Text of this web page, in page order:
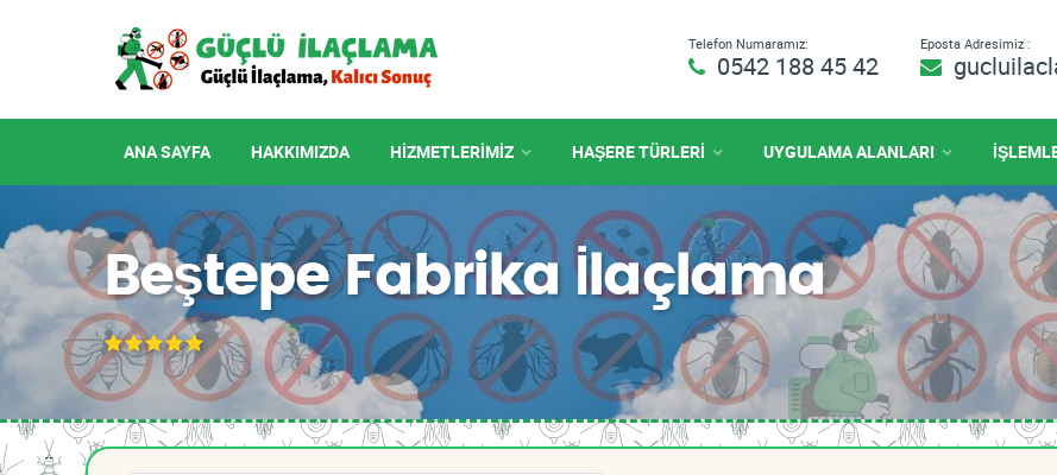
Telefon Numaramız:
0542 188 45 42
Eposta Adresimiz :
ANA SAYFA HAKKIMIZDA HIZMETLERIMIZ HAŞERE TÜRLERİ UYGULAMA ALANLARI
Beştepe Fabrika İlaçlama